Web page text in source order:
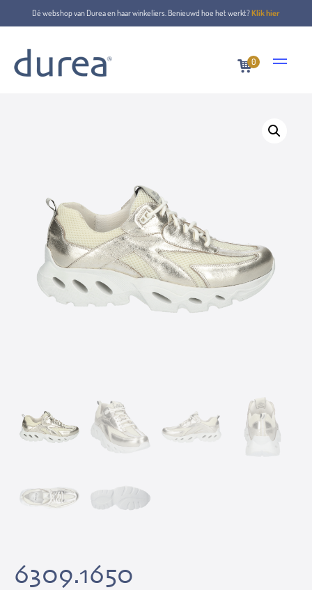
Dé webshop van Durea en haar winkeliers. Benieuwd hoe het werkt?Klik hier
0
Home Veterschoenen
6309.1650